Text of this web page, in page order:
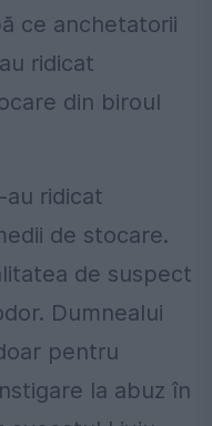
ce anchetatorii
ridicat
din biroul
au ridicat
de stocare.
de suspect
Dumnealui
pentru
la abuz în